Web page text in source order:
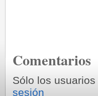
Comentarios
Sólo los
sesión